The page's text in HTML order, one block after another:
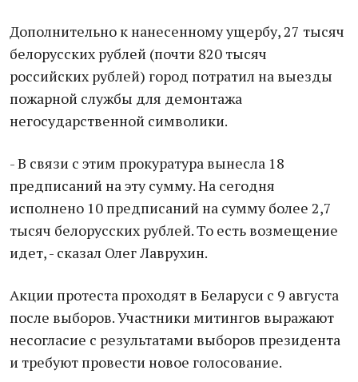
Дополнительно к нанесенному ущербу, 27 тысяч
белорусских рублей (почти 820 тысяч
российских рублей) город потратил на выезды
пожарной службы для демонтажа
негосударственной символики.
- В связи с этим прокуратура вынесла 18
предписаний на эту сумму. На сегодня
исполнено 10 предписаний на сумму более 2,7
тысяч белорусских рублей. То есть возмещение
идет, - сказал Олег Лаврухин.
Акции протеста проходят в Беларуси с 9 августа
после выборов. Участники митингов выражают
несогласие с результатами выборов президента
и требуют провести новое голосование.